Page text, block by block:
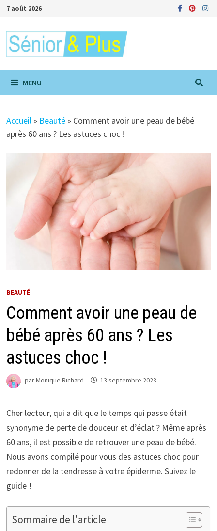
Passer
contenu
7 août 2026
MENU
Accueil » Beauté » Comment avoir une peau de bébé
après 60 ans ? Les astuces choc !
BEAUTÉ
Comment avoir une peau de
bébé après 60 ans ? Les
astuces choc !
parMonique Richard 13 septembre 2023
Cher lecteur, qui a dit que le temps qui passe était
synonyme de perte de douceur et d’éclat ? Même après
60 ans, il est possible de retrouver une peau de bébé.
Nous avons compilé pour vous des astuces choc pour
redonner de la tendresse à votre épiderme. Suivez le
guide !
Sommaire de l'article